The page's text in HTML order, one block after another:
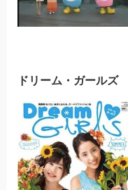
ドリーム・ガールズ